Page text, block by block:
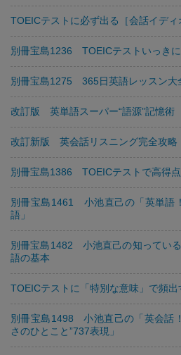
TOEICテストに必ず出る［会話イディ
別冊宝島1236 TOEICテストいっきに
別冊宝島1275 365日英語レッスン大
改訂版 英単語スーパー“語源”記憶術
改訂新版 英会話リスニング完全攻略
別冊宝島1386 TOEICテストで高得
別冊宝島1461 小池直己の「英単語
語」
別冊宝島1482 小池直己の知ってい
語の基本
TOEICテストに「特別な意味」で頻出
別冊宝島1498 小池直己の「英会話
さのひとこと”737表現」